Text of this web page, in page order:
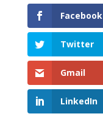
Facebook
Twitter
Gmail
LinkedIn